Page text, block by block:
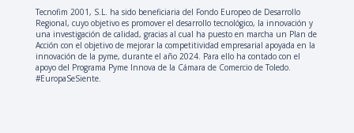
Tecnofim 2001, S.L. ha sido beneficiaria del Fondo Europeo de Desarrollo
Regional, cuyo objetivo es promover el desarrollo tecnológico, la innovación y
una investigación de calidad, gracias al cual ha puesto en marcha un Plan de
Acción con el objetivo de mejorar la competitividad empresarial apoyada en la
innovación de la pyme, durante el año 2024. Para ello ha contado con el
apoyo del Programa Pyme Innova de la Cámara de Comercio de Toledo.
#EuropaSeSiente.